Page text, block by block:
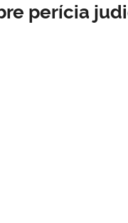
perícia